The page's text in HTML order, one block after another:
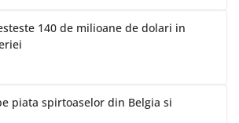
140 de milioane de dolari in
piata spirtoaselor din Belgia si